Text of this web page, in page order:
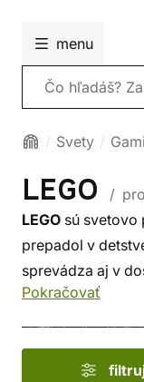
menu
Vyhľadávanie
Svety
LEGO
/
LEGO sú svetovo
prepadol v
sprevádza aj v
otvoriťLEGO knihu
z kníh, ktoré vám
stredovekej
Pokračovať